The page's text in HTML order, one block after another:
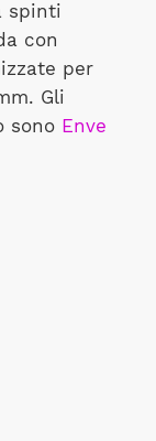
spinti
con
per
Gli
sono Enve